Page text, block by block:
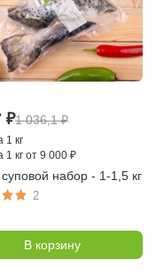
₽1 036,1₽
1 кг
1 кг от 9 000 ₽
набор - 1-1,5 кг
2
В корзину